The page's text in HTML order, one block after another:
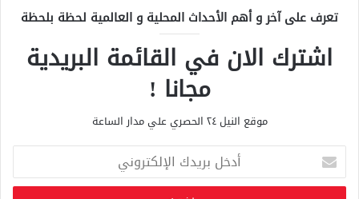
تعرف على آخر و أهم الأحداث المحلية و العالمية لحظة بلحظة
اشترك الان في القائمة البريدية
مجانا !
موقع النيل ٢٤ الحصري علي مدار الساعة
خ